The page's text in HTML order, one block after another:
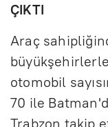
ÇIKTI
Araç
büyükşehirlerle
otomobil
70 ile
Trabzon takip